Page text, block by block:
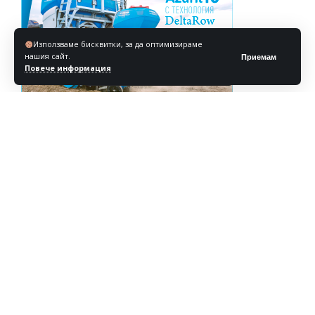
Използваме бисквитки, за да оптимизираме
нашия сайт.
Повече информация
Приемам